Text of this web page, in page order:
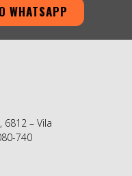
WHATSAPP
6812 – Vila
740